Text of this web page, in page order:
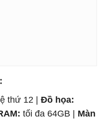
thứ 12 | Đồ họa:
tối đa 64GB | Màn